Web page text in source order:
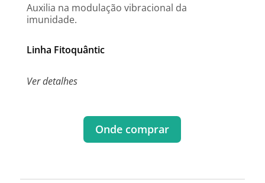
Auxilia na modulação vibracional da
imunidade.
Linha Fitoquântic
Ver detalhes
Onde comprar